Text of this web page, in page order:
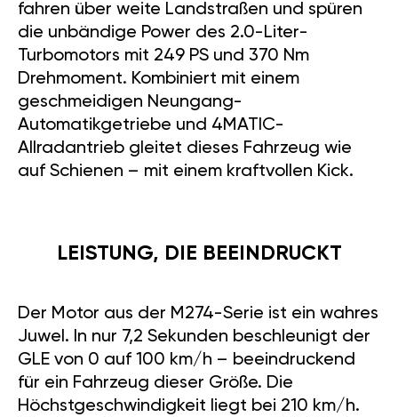
fahren über weite Landstraßen und spüren
die unbändige Power des 2.0-Liter-
Turbomotors mit 249 PS und 370 Nm
Drehmoment. Kombiniert mit einem
geschmeidigen Neungang-
Automatikgetriebe und 4MATIC-
Allradantrieb gleitet dieses Fahrzeug wie
auf Schienen – mit einem kraftvollen Kick.
LEISTUNG, DIE BEEINDRUCKT
Der Motor aus der M274-Serie ist ein wahres
Juwel. In nur 7,2 Sekunden beschleunigt der
GLE von 0 auf 100 km/h – beeindruckend
für ein Fahrzeug dieser Größe. Die
Höchstgeschwindigkeit liegt bei 210 km/h.